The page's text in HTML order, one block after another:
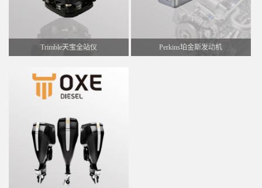
Trimble天宝全站仪 Perkins珀金斯发动机